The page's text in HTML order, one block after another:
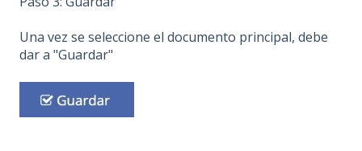
Una vez se seleccione el documento principal, debe
dar a "Guardar"